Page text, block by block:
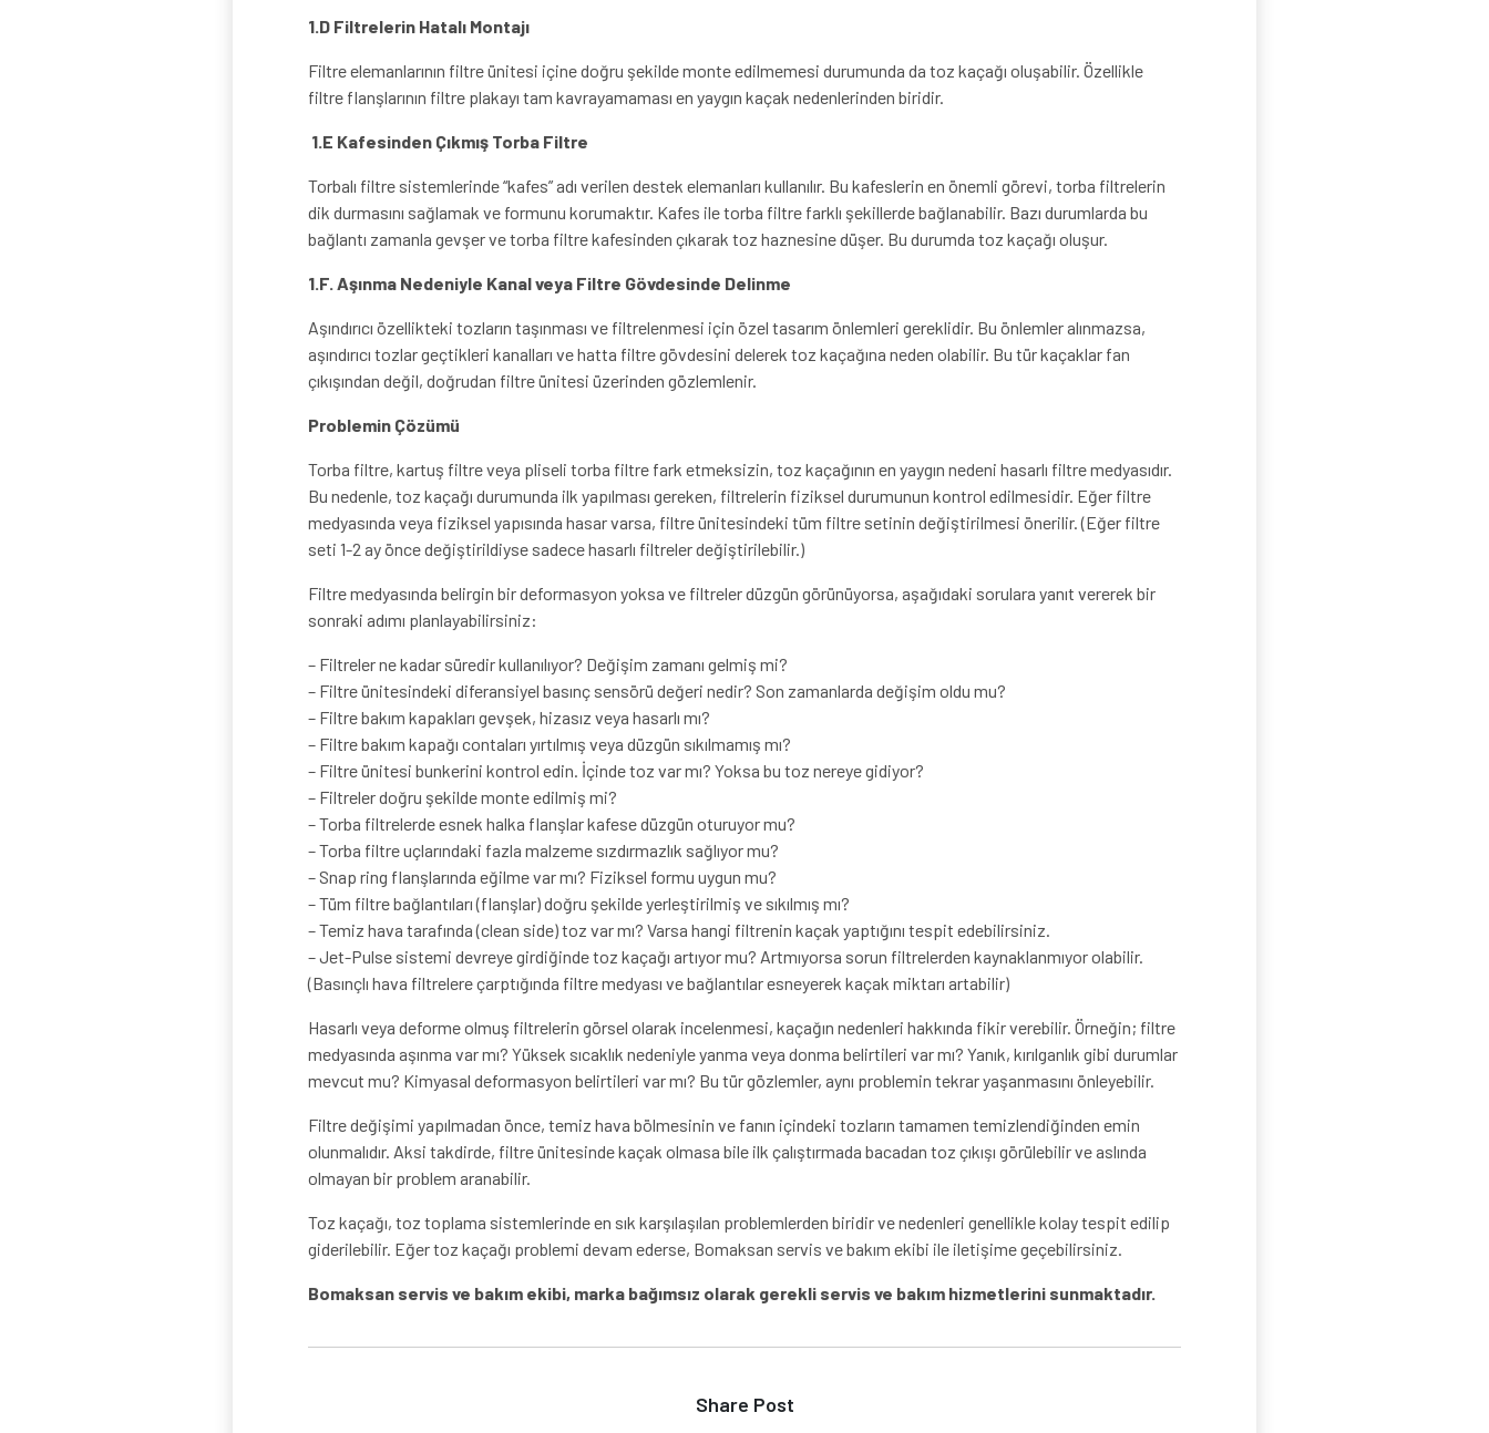
1.D Filtrelerin Hatalı Montajı
Filtre elemanlarının filtre ünitesi içine doğru şekilde monte edilmemesi durumunda da toz kaçağı oluşabilir. Özellikle
filtre flanşlarının filtre plakayı tam kavrayamaması en yaygın kaçak nedenlerinden biridir.
1.E Kafesinden Çıkmış Torba Filtre
Torbalı filtre sistemlerinde “kafes” adı verilen destek elemanları kullanılır. Bu kafeslerin en önemli görevi, torba filtrelerin
dik durmasını sağlamak ve formunu korumaktır. Kafes ile torba filtre farklı şekillerde bağlanabilir. Bazı durumlarda bu
bağlantı zamanla gevşer ve torba filtre kafesinden çıkarak toz haznesine düşer. Bu durumda toz kaçağı oluşur.
1.F. Aşınma Nedeniyle Kanal veya Filtre Gövdesinde Delinme
Aşındırıcı özellikteki tozların taşınması ve filtrelenmesi için özel tasarım önlemleri gereklidir. Bu önlemler alınmazsa,
aşındırıcı tozlar geçtikleri kanalları ve hatta filtre gövdesini delerek toz kaçağına neden olabilir. Bu tür kaçaklar fan
çıkışından değil, doğrudan filtre ünitesi üzerinden gözlemlenir.
Problemin Çözümü
Torba filtre, kartuş filtre veya pliseli torba filtre fark etmeksizin, toz kaçağının en yaygın nedeni hasarlı filtre medyasıdır.
Bu nedenle, toz kaçağı durumunda ilk yapılması gereken, filtrelerin fiziksel durumunun kontrol edilmesidir. Eğer filtre
medyasında veya fiziksel yapısında hasar varsa, filtre ünitesindeki tüm filtre setinin değiştirilmesi önerilir. (Eğer filtre
seti 1-2 ay önce değiştirildiyse sadece hasarlı filtreler değiştirilebilir.)
Filtre medyasında belirgin bir deformasyon yoksa ve filtreler düzgün görünüyorsa, aşağıdaki sorulara yanıt vererek bir
sonraki adımı planlayabilirsiniz:
– Filtreler ne kadar süredir kullanılıyor? Değişim zamanı gelmiş mi?
– Filtre ünitesindeki diferansiyel basınç sensörü değeri nedir? Son zamanlarda değişim oldu mu?
– Filtre bakım kapakları gevşek, hizasız veya hasarlı mı?
– Filtre bakım kapağı contaları yırtılmış veya düzgün sıkılmamış mı?
– Filtre ünitesi bunkerini kontrol edin. İçinde toz var mı? Yoksa bu toz nereye gidiyor?
– Filtreler doğru şekilde monte edilmiş mi?
– Torba filtrelerde esnek halka flanşlar kafese düzgün oturuyor mu?
– Torba filtre uçlarındaki fazla malzeme sızdırmazlık sağlıyor mu?
– Snap ring flanşlarında eğilme var mı? Fiziksel formu uygun mu?
– Tüm filtre bağlantıları (flanşlar) doğru şekilde yerleştirilmiş ve sıkılmış mı?
– Temiz hava tarafında (clean side) toz var mı? Varsa hangi filtrenin kaçak yaptığını tespit edebilirsiniz.
– Jet-Pulse sistemi devreye girdiğinde toz kaçağı artıyor mu? Artmıyorsa sorun filtrelerden kaynaklanmıyor olabilir.
(Basınçlı hava filtrelere çarptığında filtre medyası ve bağlantılar esneyerek kaçak miktarı artabilir)
Hasarlı veya deforme olmuş filtrelerin görsel olarak incelenmesi, kaçağın nedenleri hakkında fikir verebilir. Örneğin; filtre
medyasında aşınma var mı? Yüksek sıcaklık nedeniyle yanma veya donma belirtileri var mı? Yanık, kırılganlık gibi durumlar
mevcut mu? Kimyasal deformasyon belirtileri var mı? Bu tür gözlemler, aynı problemin tekrar yaşanmasını önleyebilir.
Filtre değişimi yapılmadan önce, temiz hava bölmesinin ve fanın içindeki tozların tamamen temizlendiğinden emin
olunmalıdır. Aksi takdirde, filtre ünitesinde kaçak olmasa bile ilk çalıştırmada bacadan toz çıkışı görülebilir ve aslında
olmayan bir problem aranabilir.
Toz kaçağı, toz toplama sistemlerinde en sık karşılaşılan problemlerden biridir ve nedenleri genellikle kolay tespit edilip
giderilebilir. Eğer toz kaçağı problemi devam ederse, Bomaksan servis ve bakım ekibi ile iletişime geçebilirsiniz.
Bomaksan servis ve bakım ekibi, marka bağımsız olarak gerekli servis ve bakım hizmetlerini sunmaktadır.
Share Post